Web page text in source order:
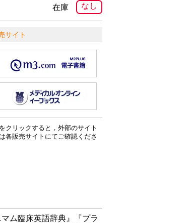
なし
在庫
サイト
クリックすると，外部のサイト
各販売サイトにてご確認くださ
ム臨床英語辞典』『プラ